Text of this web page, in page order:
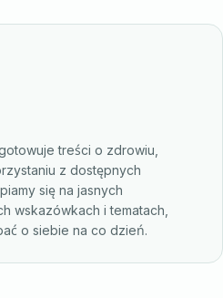
treści o zdrowiu,
z dostępnych
się na jasnych
wskazówkach i tematach,
o siebie na co dzień.